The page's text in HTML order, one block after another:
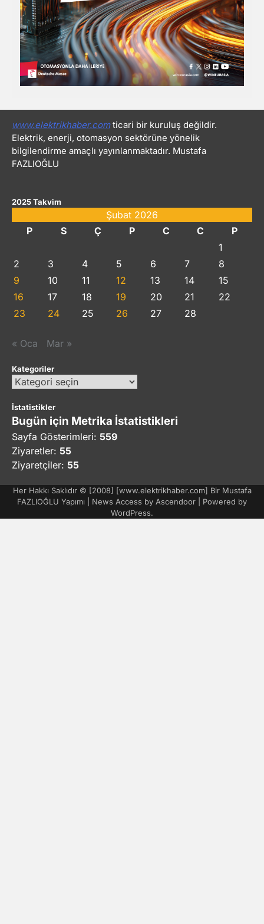
www.elektrikhaber.comticari bir kuruluş değildir.
Elektrik, enerji, otomasyon sektörüne yönelik
bilgilendirme amaçlı yayınlanmaktadır. Mustafa
FAZLIOĞLU
2025 Takvim
Şubat 2026
P
S Ç P C C
P
1
2
3 4 5 6 7
8
9
10 11 12 13 14
15
16
17 18 19 20 21
22
23
24 25 26 27 28
« Oca Mar »
Kategoriler
Kategoriler
İstatistikler
Bugün için Metrika İstatistikleri
Sayfa Gösterimleri: 559
Ziyaretler: 55
Ziyaretçiler: 55
Her Hakkı Saklıdır © [2008] [www.elektrikhaber.com] Bir Mustafa
FAZLIOĞLU Yapımı | News Access by Ascendoor | Powered by
WordPress.